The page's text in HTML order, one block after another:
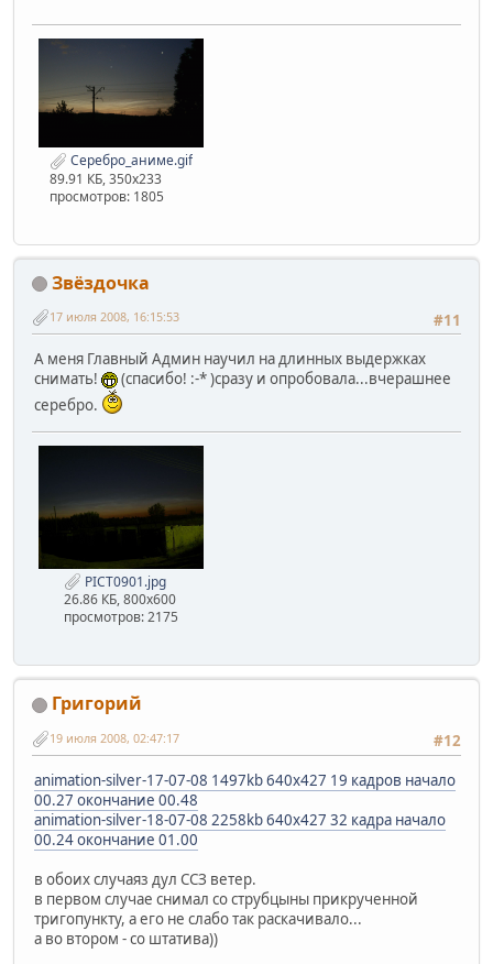
Серебро_аниме.gif
89.91 КБ, 350x233
просмотров: 1805
Звёздочка
#11
17 июля 2008, 16:15:53
А меня Главный Админ научил на длинных выдержках
снимать!
(спасибо! :-* )сразу и опробовала...вчерашнее
серебро.
PICT0901.jpg
26.86 КБ, 800x600
просмотров: 2175
Григорий
#12
19 июля 2008, 02:47:17
animation-silver-17-07-08 1497kb 640х427 19 кадров начало
00.27 окончание 00.48
animation-silver-18-07-08 2258kb 640х427 32 кадра начало
00.24 окончание 01.00
в обоих случаяз дул ССЗ ветер.
в первом случае снимал со струбцыны прикрученной
тригопункту, а его не слабо так раскачивало...
а во втором - со штатива))